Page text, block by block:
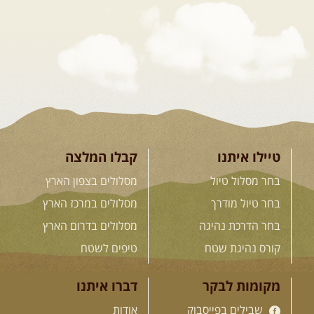
מסע שטח לאחת המדינות הפראיות
והמרגשות בעולם. קירגיסטאן היא לא ...
[המשך]
הקווקז הגבוה מחכה לכם: נתיבי שטח
מרהיבים, פסגות מושלגות, אירוח ...
[המשך]
23-29.09.2026 - סוכות – טיול
פתוח
בין רכס הקווקז הנמוך לגבוה, בין נהרות
שוצפים למעברי הרים ...[המשך]
טיילו איתנו
בחר מסלול טיול
בחר טיול מודרך
בחר הדרכת נהיגה
קורס נהיגת שטח
קבלו המלצה
מסלולים בצפון הארץ
מסלולים במרכז הארץ
מסלולים בדרום הארץ
טיפים לשטח
מקומות לבקר
שבילים בפייסבוק
דברו איתנו
אודות